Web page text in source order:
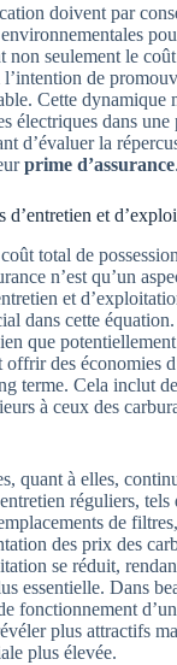
doivent par
non seulement le
l’intention de
Cette dynamique
électriques dans une
d’évaluer la
prime d’assurance.
d’entretien et
total de
n’est qu’un
et
dans cette
que
offrir des économies
terme. Cela inclut
à ceux des
quant à elles,
réguliers, tels
de
des prix des
se réduit,
essentielle. Dans
fonctionnement
plus attractifs
plus élevée.